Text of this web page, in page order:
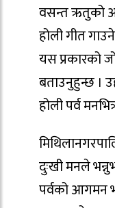
वसन्त ऋतुको
होली गीत
यस प्रकारको
बताउनुहुन्छ ।
होली पर्व
दुःखी मनले
पर्वको आगमन